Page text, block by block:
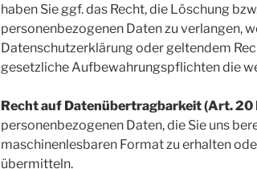
haben Sie ggf. das Recht, die Löschung
personenbezogenen Daten zu verlangen,
Datenschutzerklärung oder geltendem
gesetzliche Aufbewahrungspflichten die
Recht auf Datenübertragbarkeit (Art. 20
personenbezogenen Daten, die Sie uns
maschinenlesbaren Format zu erhalten
übermitteln.